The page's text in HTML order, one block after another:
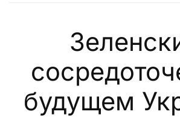
будущем